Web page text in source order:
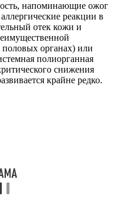
напоминающие ожог
реакции в
отек кожи и
органах) или
полиорганная
снижения
крайне редко.